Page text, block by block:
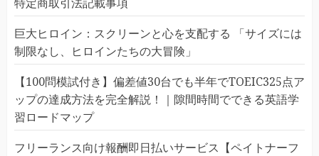
巨大ヒロイン：スクリーンと心を支配する 「サイズには
制限なし、ヒロインたちの大冒険」
【100問模試付き】偏差値30台でも半年でTOEIC325点ア
ップの達成方法を完全解説！｜隙間時間でできる英語学
習ロードマップ
フリーランス向け報酬即日払いサービス【ペイトナーフ